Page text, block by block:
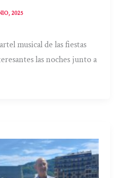
2025
musical de las fiestas
las noches junto a